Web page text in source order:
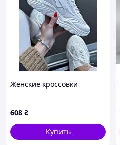
Женские кроссовки
608 ₴
Купить